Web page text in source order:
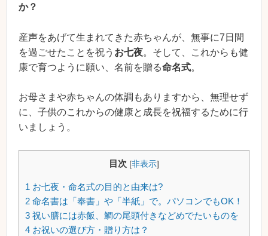
か？
産声をあげて生まれてきた赤ちゃんが、無事に7日間
を過ごせたことを祝う お七夜。そして、これからも健
康で育つように願い、名前を贈る命名式。
お母さまや赤ちゃんの体調もありますから、無理せず
に、子供のこれからの健康と成長を祝福するために行
いましょう。
目次 [非表示]
1 お七夜・命名式の目的と由来は?
2 命名書は「奉書」や「半紙」で。パソコンでもOK！
3 祝い膳には赤飯、鯛の尾頭付きなどめでたいものを
4 お祝いの選び方・贈り方は？